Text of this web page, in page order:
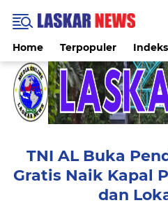
Home Terpopuler Indeks
TNI AL Buka
Gratis Naik Kapal
dan